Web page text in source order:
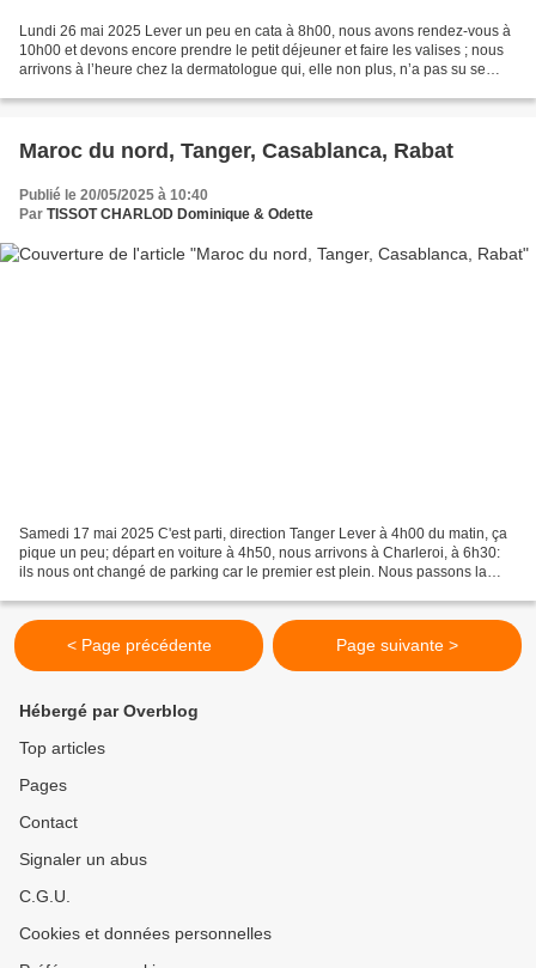
Lundi 26 mai 2025 Lever un peu en cata à 8h00, nous avons rendez-vous à
10h00 et devons encore prendre le petit déjeuner et faire les valises ; nous
arrivons à l’heure chez la dermatologue qui, elle non plus, n’a pas su se
Maroc du nord, Tanger, Casablanca, Rabat
Publié le 20/05/2025 à 10:40
Par TISSOT CHARLOD Dominique & Odette
Samedi 17 mai 2025 C'est parti, direction Tanger Lever à 4h00 du matin, ça
pique un peu; départ en voiture à 4h50, nous arrivons à Charleroi, à 6h30:
ils nous ont changé de parking car le premier est plein. Nous passons la
< Page précédente Page suivante >
Hébergé par Overblog
Top articles
Pages
Contact
Signaler un abus
C.G.U.
Cookies et données personnelles